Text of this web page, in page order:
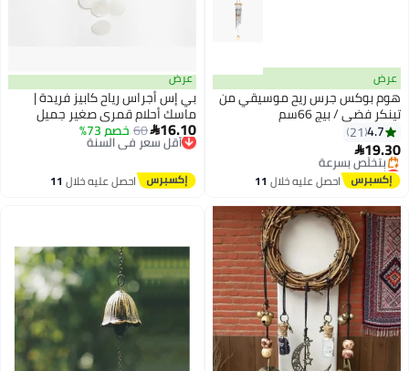
عرض
هوم بوكس جرس ريح موسيقي من
تينكر فضي / بيج 66سم
4.7
21
19.30
أقل سعر في 30 يوم
توصيل مجاني
بتخلّص بسرعة
أقل سعر في 30 يوم
احصل عليه خلال 11
عرض
بي إس أجراس رياح كابيز فريدة |
ماسك أحلام قمري صغير جميل
للأماكن الخارجية | شلالات يدوية
الصنع بصوت هادئ | أجراس رياح
والمحيط | مناسبة للفناء الصيفي
والحديقة (أبيض)
16.10
60 خصم 73%
أقل سعر في السنة
توصيل مجاني
احصل عليه خلال 11